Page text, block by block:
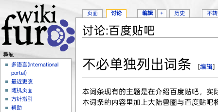
讨论:百度贴吧
不必单独列出词条 [编辑]
本词条现有的主题是在介绍百度贴吧，
本词条的内容里加上大陆兽圈与百度贴吧
页面 讨论 编辑 + 历史 不
导航
多语言(International
portal)
最近更改
随机页面
方针指引
帮助